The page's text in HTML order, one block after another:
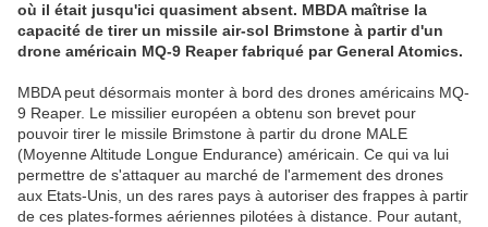
où il était jusqu'ici quasiment absent. MBDA maîtrise la
capacité de tirer un missile air-sol Brimstone à partir d'un
drone américain MQ-9 Reaper fabriqué par General Atomics.
MBDA peut désormais monter à bord des drones américains MQ-
9 Reaper. Le missilier européen a obtenu son brevet pour
pouvoir tirer le missile Brimstone à partir du drone MALE
(Moyenne Altitude Longue Endurance) américain. Ce qui va lui
permettre de s'attaquer au marché de l'armement des drones
aux Etats-Unis, un des rares pays à autoriser des frappes à partir
de ces plates-formes aériennes pilotées à distance. Pour autant,